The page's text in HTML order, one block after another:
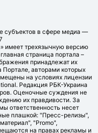
субъектов в сфере медиа —
имеет трехязычную версию
страница портала –
принадлежат их
Портале, авторами которых
на условиях лицензии
Редакция РБК-Украина
Оценочные суждения не
их правдивости. За
ответственность несет
плашкой: "Пресс-релизы",
"Promo",
на правах рекламы и